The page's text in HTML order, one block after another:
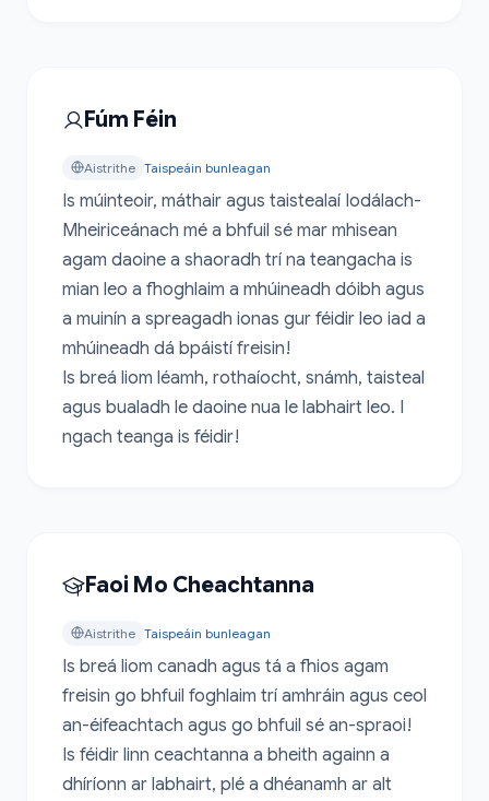
Fúm Féin
Aistrithe Taispeáin bunleagan
Is múinteoir, máthair agus taistealaí Iodálach-
Mheiriceánach mé a bhfuil sé mar mhisean
agam daoine a shaoradh trí na teangacha is
mian leo a fhoghlaim a mhúineadh dóibh agus
a muinín a spreagadh ionas gur féidir leo iad a
mhúineadh dá bpáistí freisin!
Is breá liom léamh, rothaíocht, snámh, taisteal
agus bualadh le daoine nua le labhairt leo. I
ngach teanga is féidir!
Faoi Mo Cheachtanna
Aistrithe Taispeáin bunleagan
Is breá liom canadh agus tá a fhios agam
freisin go bhfuil foghlaim trí amhráin agus ceol
an-éifeachtach agus go bhfuil sé an-spraoi!
Is féidir linn ceachtanna a bheith againn a
dhíríonn ar labhairt, plé a dhéanamh ar alt